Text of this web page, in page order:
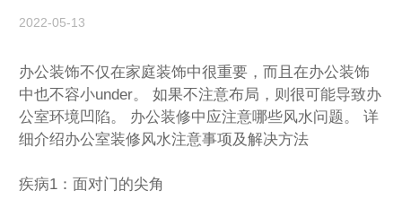
2022-05-13
办公装饰不仅在家庭装饰中很重要，而且在办公装饰
中也不容小under。 如果不注意布局，则很可能导致办
公室环境凹陷。 办公装修中应注意哪些风水问题。 详
细介绍办公室装修风水注意事项及解决方法
疾病1：面对门的尖角